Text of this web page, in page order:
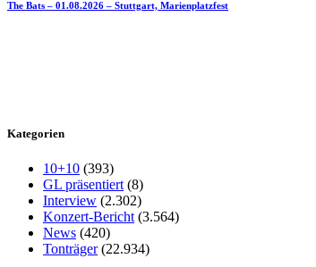
The Bats – 01.08.2026 – Stuttgart, Marienplatzfest
Kategorien
10+10 (393)
GL präsentiert (8)
Interview (2.302)
Konzert-Bericht (3.564)
News (420)
Tonträger(22.934)